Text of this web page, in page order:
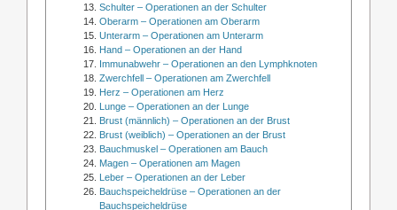
Schulter – Operationen an der Schulter
Oberarm – Operationen am Oberarm
Unterarm – Operationen am Unterarm
Hand – Operationen an der Hand
Immunabwehr – Operationen an den Lymphknoten
Zwerchfell – Operationen am Zwerchfell
Herz – Operationen am Herz
Lunge – Operationen an der Lunge
Brust (männlich) – Operationen an der Brust
Brust (weiblich) – Operationen an der Brust
Bauchmuskel – Operationen am Bauch
Magen – Operationen am Magen
Leber – Operationen an der Leber
Bauchspeicheldrüse – Operationen an der
Bauchspeicheldrüse